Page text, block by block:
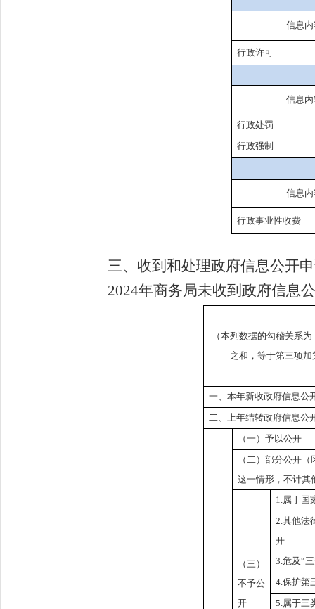
信息内
行政许可
信息内
行政处罚
行政强制
信息内
行政事业性收费
三、收到和处理政府信息公开
2024年商务局未收到政府信息
（本列数据的勾稽关系
之和，等于第三项
一、本年新收政府信息公
二、上年结转政府信息公
（一）予以公开
（二）部分公开（
这一情形，不计其
（三）
不予公
开
1.属于国
2.其他法
开
3.危及“
4.保护第
5.属于三